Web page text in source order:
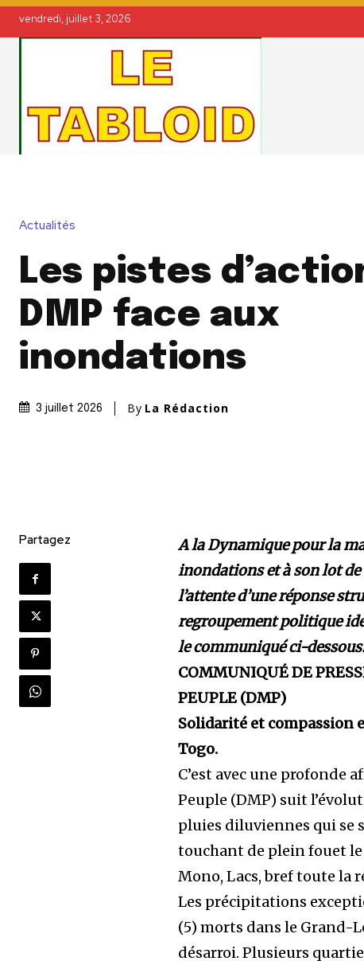
vendredi, juillet 3, 2026
Actualités
Les pistes
DMP face aux
inondations
3 juillet 2026 By La Rédaction
Partagez
A la Dynamique pour la
inondations et à son lot de
l’attente d’une réponse
regroupement politique
le communiqué ci-
COMMUNIQUÉ DE
PEUPLE (DMP)
Solidarité et compassion
Togo.
C’est avec une profonde
Peuple (DMP) suit
pluies diluviennes qui se
touchant de plein fouet le
Mono, Lacs, bref toute la
Les précipitations
(5) morts dans le Grand-
désarroi. Plusieurs